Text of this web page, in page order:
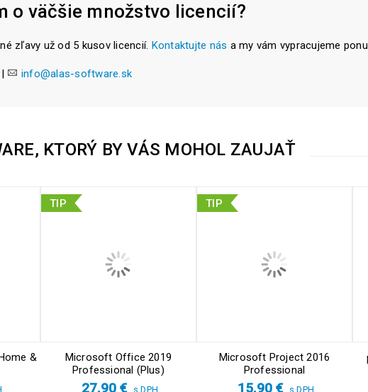
o väčšie množstvo licencií?
zľavy už od 5 kusov licencií. Kontaktujte nás a my vám vypracujeme
| info@alas-software.sk
KTORÝ BY VÁS MOHOL ZAUJAŤ
&
TIP
Microsoft Office 2019
Professional (Plus)
27,90€ s DPH
TIP
Microsoft Project 2016
Professional
15,90€ s DPH